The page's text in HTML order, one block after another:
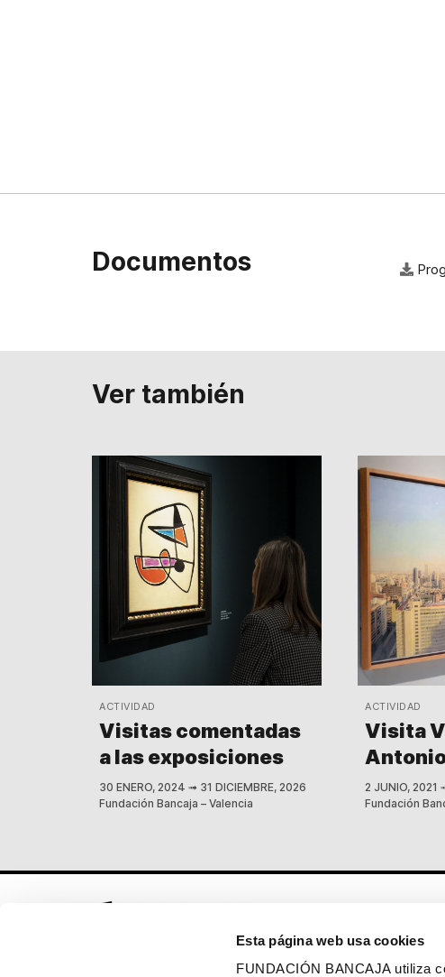
Esta página web usa cookies
FUNDACIÓN BANCAJA utiliza
Documentos
Ver también
ACTIVIDAD
Visitas comentadas
a las exposiciones
30 ENERO, 2024 ➟ 31 DICIEMBRE, 2026
Fundación Bancaja – Valencia
ACTIVIDAD
Visita
2 JUNIO, 2021
Fundación